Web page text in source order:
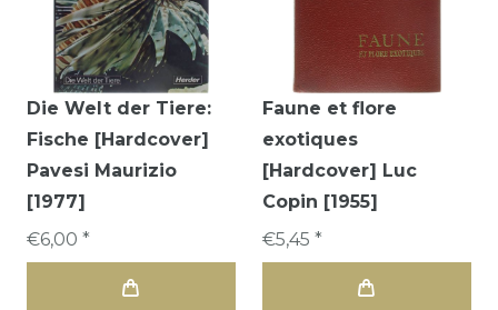
Die Welt der Tiere:
Fische [Hardcover]
Pavesi Maurizio
[1977]
€6,00 *
Faune et flore
exotiques
[Hardcover] Luc
Copin [1955]
€5,45 *